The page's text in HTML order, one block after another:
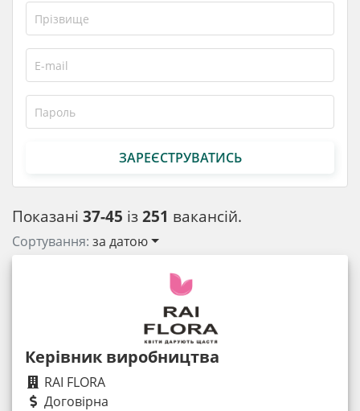
Показані 37-45 із251 вакансій.
Сортування: за датою
Керівник виробництва
RAI FLORA
Договірна
ЗАРЕЄСТРУВАТИСЬ